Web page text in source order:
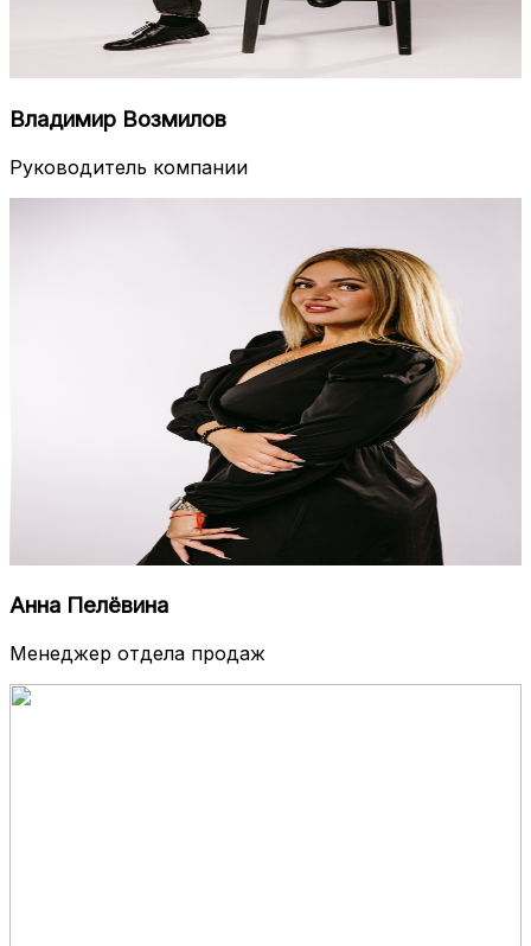
Владимир Возмилов
Руководитель компании
Анна Пелёвина
Менеджер отдела продаж